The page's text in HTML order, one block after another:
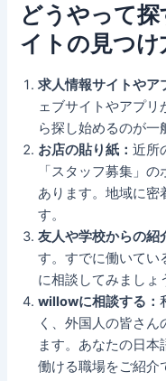
どうやって
イトの見つけ
求人情報サイトやア
ェブサイトやアプ
ら探し始めるのが一
お店の貼り紙：近所
「スタッフ募集」
あります。地域に密
す。
友人や学校からの紹
す。すでに働いてい
に相談してみましょ
willowに相談する：
く、外国人の皆さ
ます。あなたの日
働ける職場をご紹介